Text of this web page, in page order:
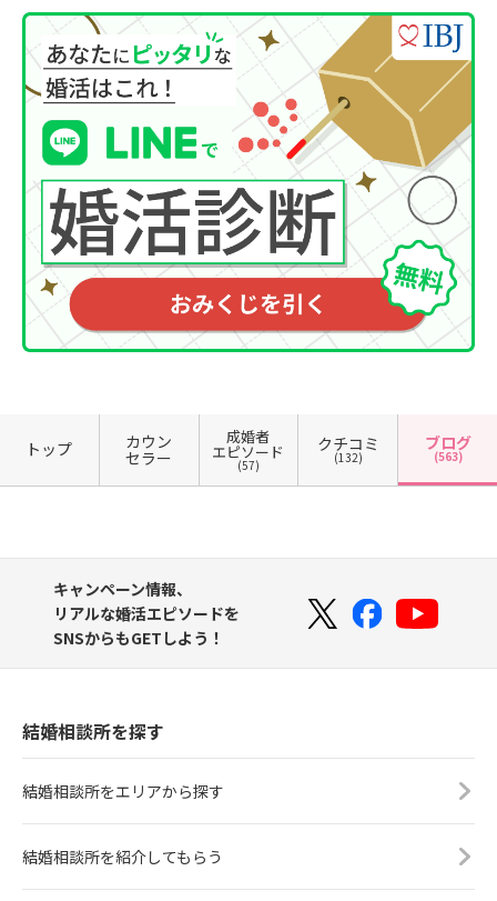
トップ カウン
セラー
成婚者
エピソード
(57)
クチコミ
(132)
ブログ
(563)
キャンペーン情報、
リアルな婚活エピソードを
SNSからもGETしよう！
結婚相談所を探す
結婚相談所をエリアから探す
結婚相談所を紹介してもらう